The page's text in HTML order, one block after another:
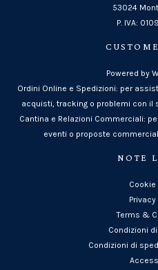
53024
P. IVA:
Powered by
Ordini Online e Spedizioni: per
acquisti, tracking o problemi con il
Cantina e Relazioni Commerciali:
eventi o proposte
NOTE
Cookie
Terms &
Condizioni
Condizioni di